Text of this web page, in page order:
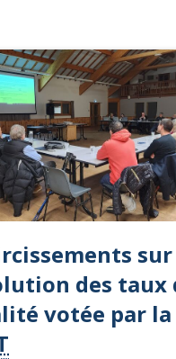
sur
des taux
votée par la